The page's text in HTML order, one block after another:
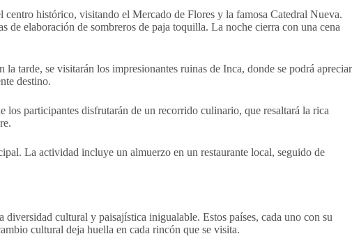
histórico, visitando el Mercado de Flores y la famosa Catedral Nueva.
de elaboración de sombreros de paja toquilla. La noche cierra con una cena
tarde, se visitarán los impresionantes ruinas de Inca, donde se podrá apreciar
destino.
participantes disfrutarán de un recorrido culinario, que resaltará la rica
La actividad incluye un almuerzo en un restaurante local, seguido de
cultural y paisajística inigualable. Estos países, cada uno con su
cultural deja huella en cada rincón que se visita.